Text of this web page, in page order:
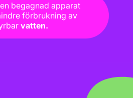
begagnad apparat
förbrukning av
vatten.